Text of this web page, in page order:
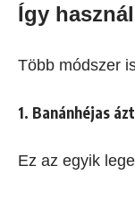
Így
Több módszer
1. Banánhéjas
Ez az egyik